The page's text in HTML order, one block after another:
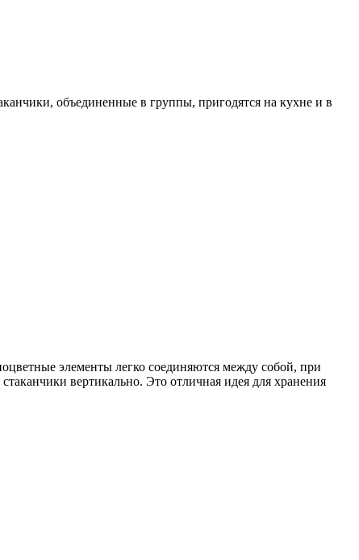
объединенные в группы, пригодятся на кухне и в
элементы легко соединяются между собой, при
вертикально. Это отличная идея для хранения